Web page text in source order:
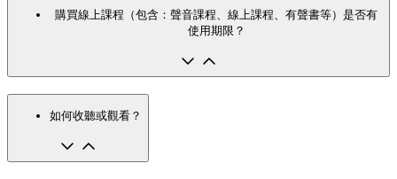
購買線上課程（包含：聲音課程、線上課程、有聲書等）是否有
使用期限？
如何收聽或觀看？